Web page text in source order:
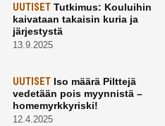
UUTISETTutkimus: Kouluihin
kaivataan takaisin kuria ja
järjestystä
13.9.2025
UUTISETIso määrä Pilttejä
vedetään pois myynnistä –
homemyrkkyriski!
12.4.2025